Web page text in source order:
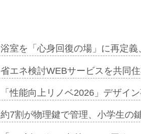
浴室を「心身回復の場」に再定
省エネ検討WEBサービスを共同
「性能向上リノベ2026」デザイ
約7割が物理鍵で管理、小学生の